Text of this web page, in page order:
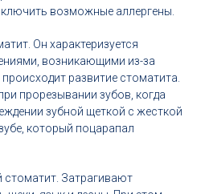
возможные аллергены.
Он характеризуется
возникающими из-за
развитие стоматита.
прорезывании зубов, когда
зубной щеткой с жесткой
который поцарапал
Затрагивают